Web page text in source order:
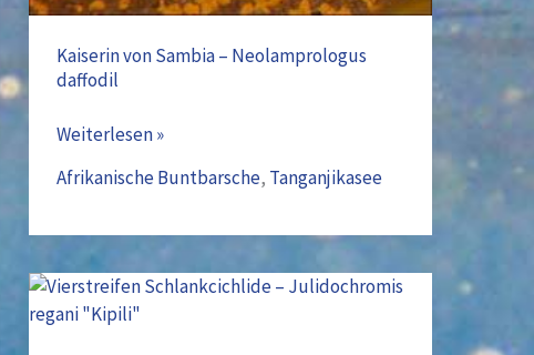
Kaiserin von Sambia – Neolamprologus
daffodil
Weiterlesen »
Afrikanische Buntbarsche, Tanganjikasee
Vierstreifen